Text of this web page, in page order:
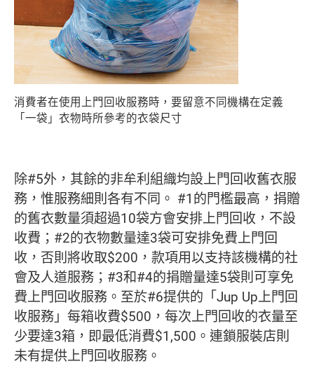
消費者在使用上門回收服務時，要留意不同機構在定義
「一袋」衣物時所參考的衣袋尺寸
除#5外，其餘的非牟利組織均設上門回收舊衣服
務，惟服務細則各有不同。 #1的門檻最高，捐贈
的舊衣數量須超過10袋方會安排上門回收，不設
收費；#2的衣物數量達3袋可安排免費上門回
收，否則將收取$200，款項用以支持該機構的社
會及人道服務；#3和#4的捐贈量達5袋則可享免
費上門回收服務。至於#6提供的「Jup Up上門回
收服務」每箱收費$500，每次上門回收的衣量至
少要達3箱，即最低消費$1,500。連鎖服裝店則
未有提供上門回收服務。